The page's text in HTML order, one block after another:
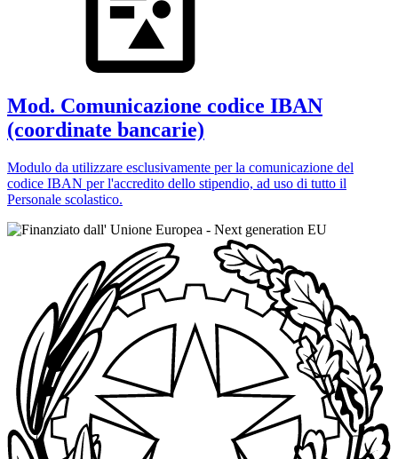
Mod. Comunicazione codice IBAN
(coordinate bancarie)
Modulo da utilizzare esclusivamente per la comunicazione del
codice IBAN per l'accredito dello stipendio, ad uso di tutto il
Personale scolastico.